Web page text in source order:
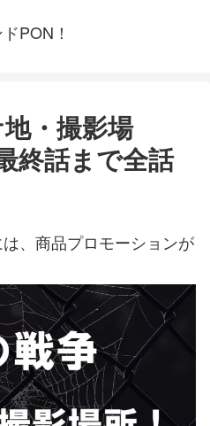
PON！
・撮影場
終話まで全話
、商品プロモーションが